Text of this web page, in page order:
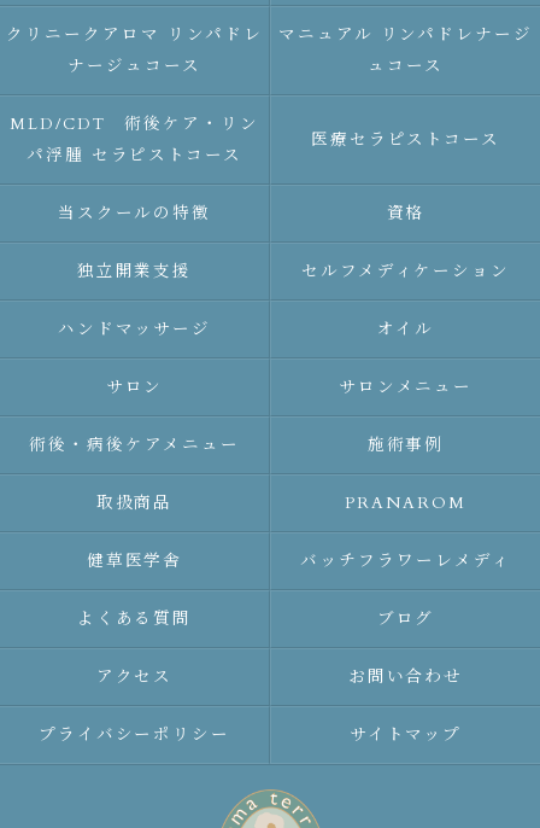
クリニークアロマ リンパドレ
ナージュコース
マニュアル リンパドレナージ
ュコース
MLD/CDT 術後ケア・リン
パ浮腫 セラピストコース
医療セラピストコース
当スクールの特徴 資格
独立開業支援 セルフメディケーション
ハンドマッサージ オイル
サロン サロンメニュー
術後・病後ケアメニュー 施術事例
取扱商品 PRANAROM
健草医学舎 バッチフラワーレメディ
よくある質問 ブログ
アクセス お問い合わせ
プライバシーポリシー サイトマップ